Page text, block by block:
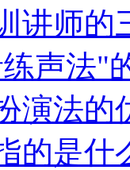
讲师的
声法"
演法的
的是什